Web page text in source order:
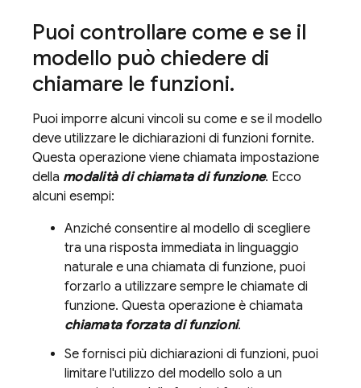
Puoi controllare come e se il
modello può chiedere di
chiamare le funzioni.
Puoi imporre alcuni vincoli su come e se il modello
deve utilizzare le dichiarazioni di funzioni fornite.
Questa operazione viene chiamata impostazione
della modalità di chiamata di funzione. Ecco
alcuni esempi:
Anziché consentire al modello di scegliere
tra una risposta immediata in linguaggio
naturale e una chiamata di funzione, puoi
forzarlo a utilizzare sempre le chiamate di
funzione. Questa operazione è chiamata
chiamata forzata di funzioni.
Se fornisci più dichiarazioni di funzioni, puoi
limitare l'utilizzo del modello solo a un